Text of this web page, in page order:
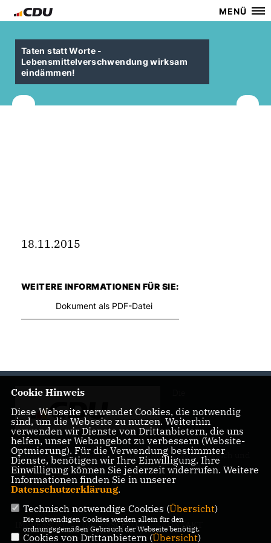
MENÜ
Taten statt Worte -
Lebensmittelverschwendung wirksam
eindämmen!
18.11.2015
WEITERE INFORMATIONEN FÜR SIE:
Dokument als PDF-Datei
Landtagsabgeordnete Barbara Richstein präsentiert sich und
ihre politischen Ziele.
IMPRESSUM DATENSCHUTZ KONTAKT
Cookie Hinweis
Diese Webseite verwendet Cookies, die notwendig
sind, um die Webseite zu nutzen. Weiterhin
verwenden wir Dienste von Drittanbietern, die uns
helfen, unser Webangebot zu verbessern (Website-
Optmierung). Für die Verwendung bestimmter
Dienste, benötigen wir Ihre Einwilligung. Ihre
Einwilligung können Sie jederzeit widerrufen. Weitere
Informationen finden Sie in unserer
Datenschutzerklärung.
Technisch notwendige Cookies (Übersicht)
Die notwendigen Cookies werden allein für den
ordnungsgemäßen Gebrauch der Webseite benötigt.
Cookies von Drittanbietern (Übersicht)